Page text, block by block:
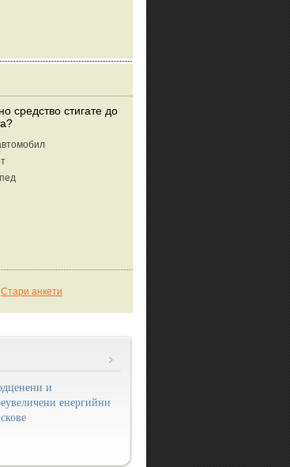
средство стигате до
и
енергийни